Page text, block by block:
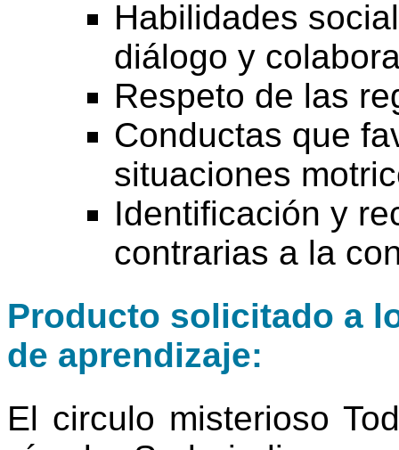
Habilidades
diálogo y
Respeto de las
Conductas que
situaciones
Identificación y
contrarias a la
Producto solicitado a
de aprendizaje:
El circulo misterioso